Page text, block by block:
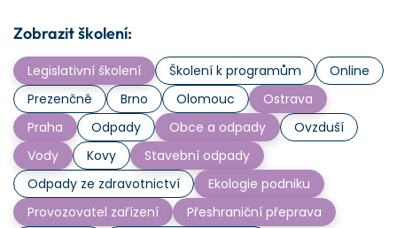
Zobrazit školení:
Legislativní školení Školení k programům
Online
Prezenčně
Brno Olomouc
Ostrava
Praha
Odpady Obce a odpady
Ovzduší
Vody
Kovy
Stavební odpady
Odpady ze zdravotnictví
Ekologie podniku
Provozovatel zařízení
Přeshraniční přeprava